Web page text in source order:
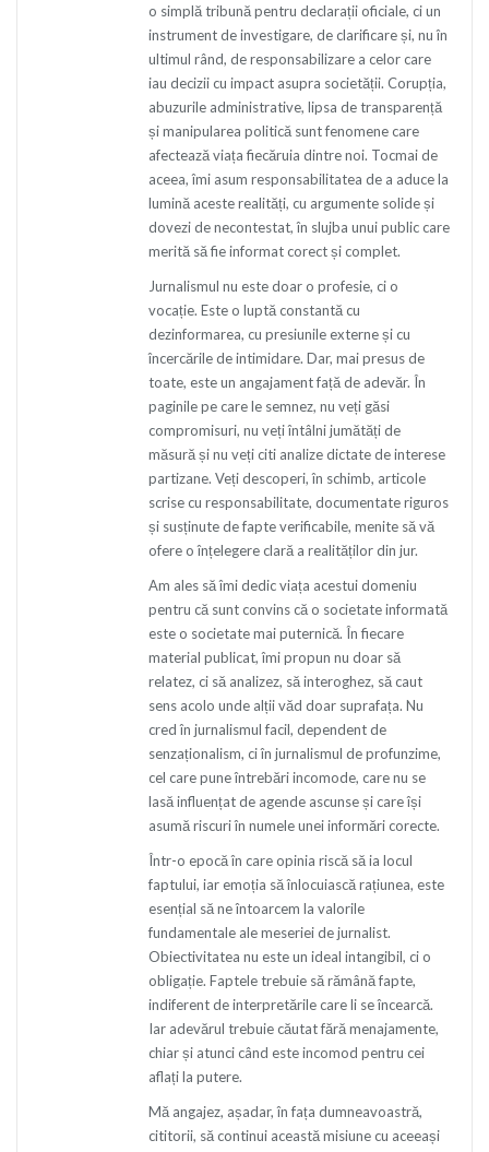
o simplă tribună pentru declarații oficiale, ci un
instrument de investigare, de clarificare și, nu în
ultimul rând, de responsabilizare a celor care
iau decizii cu impact asupra societății. Corupția,
abuzurile administrative, lipsa de transparență
și manipularea politică sunt fenomene care
afectează viața fiecăruia dintre noi. Tocmai de
aceea, îmi asum responsabilitatea de a aduce la
lumină aceste realități, cu argumente solide și
dovezi de necontestat, în slujba unui public care
merită să fie informat corect și complet.
Jurnalismul nu este doar o profesie, ci o
vocație. Este o luptă constantă cu
dezinformarea, cu presiunile externe și cu
încercările de intimidare. Dar, mai presus de
toate, este un angajament față de adevăr. În
paginile pe care le semnez, nu veți găsi
compromisuri, nu veți întâlni jumătăți de
măsură și nu veți citi analize dictate de interese
partizane. Veți descoperi, în schimb, articole
scrise cu responsabilitate, documentate riguros
și susținute de fapte verificabile, menite să vă
ofere o înțelegere clară a realităților din jur.
Am ales să îmi dedic viața acestui domeniu
pentru că sunt convins că o societate informată
este o societate mai puternică. În fiecare
material publicat, îmi propun nu doar să
relatez, ci să analizez, să interoghez, să caut
sens acolo unde alții văd doar suprafața. Nu
cred în jurnalismul facil, dependent de
senzaționalism, ci în jurnalismul de profunzime,
cel care pune întrebări incomode, care nu se
lasă influențat de agende ascunse și care își
asumă riscuri în numele unei informări corecte.
Într-o epocă în care opinia riscă să ia locul
faptului, iar emoția să înlocuiască rațiunea, este
esențial să ne întoarcem la valorile
fundamentale ale meseriei de jurnalist.
Obiectivitatea nu este un ideal intangibil, ci o
obligație. Faptele trebuie să rămână fapte,
indiferent de interpretările care li se încearcă.
Iar adevărul trebuie căutat fără menajamente,
chiar și atunci când este incomod pentru cei
aflați la putere.
Mă angajez, așadar, în fața dumneavoastră,
cititorii, să continui această misiune cu aceeași